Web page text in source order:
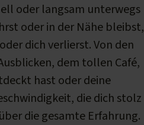
oder langsam unterwegs
oder in der Nähe bleibst,
dich verlierst. Von den
dem tollen Café,
hast oder deine
die dich stolz
die gesamte Erfahrung.